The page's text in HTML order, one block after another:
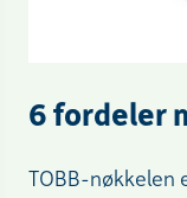
6 fordeler
TOBB-nøkkelen